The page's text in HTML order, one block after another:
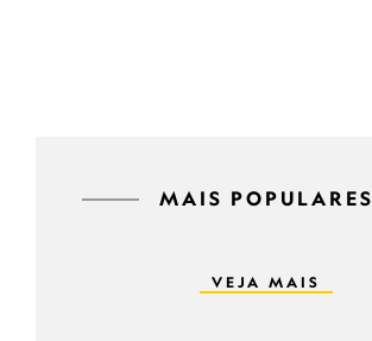
MAIS POPULARES
VEJA MAIS